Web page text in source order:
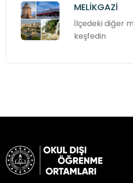
MELİKGAZİ
İlçedeki diğer
keşfedin